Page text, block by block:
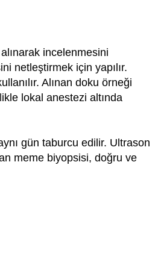
incelenmesini
netleştirmek için yapılır.
Alınan doku örneği
lokal anestezi altında
gün taburcu edilir. Ultrason
meme biyopsisi, doğru ve